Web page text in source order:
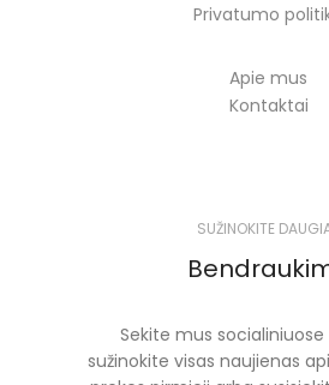
Privatumo
Apie mus
Kontaktai
SUŽINOKITE
Sekite mus
sužinokite visas naujienas